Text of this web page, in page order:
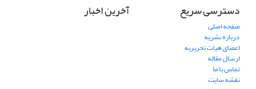
دسترسی سریع
صفحه اصلی
درباره نشریه
اعضای هیات تحریریه
ارسال مقاله
تماس با ما
نقشه سایت
آخرین اخبار